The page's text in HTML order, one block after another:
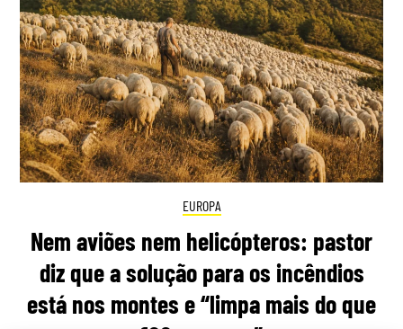
EUROPA
Nem aviões nem helicópteros: pastor
diz que a solução para os incêndios
está nos montes e “limpa mais do que